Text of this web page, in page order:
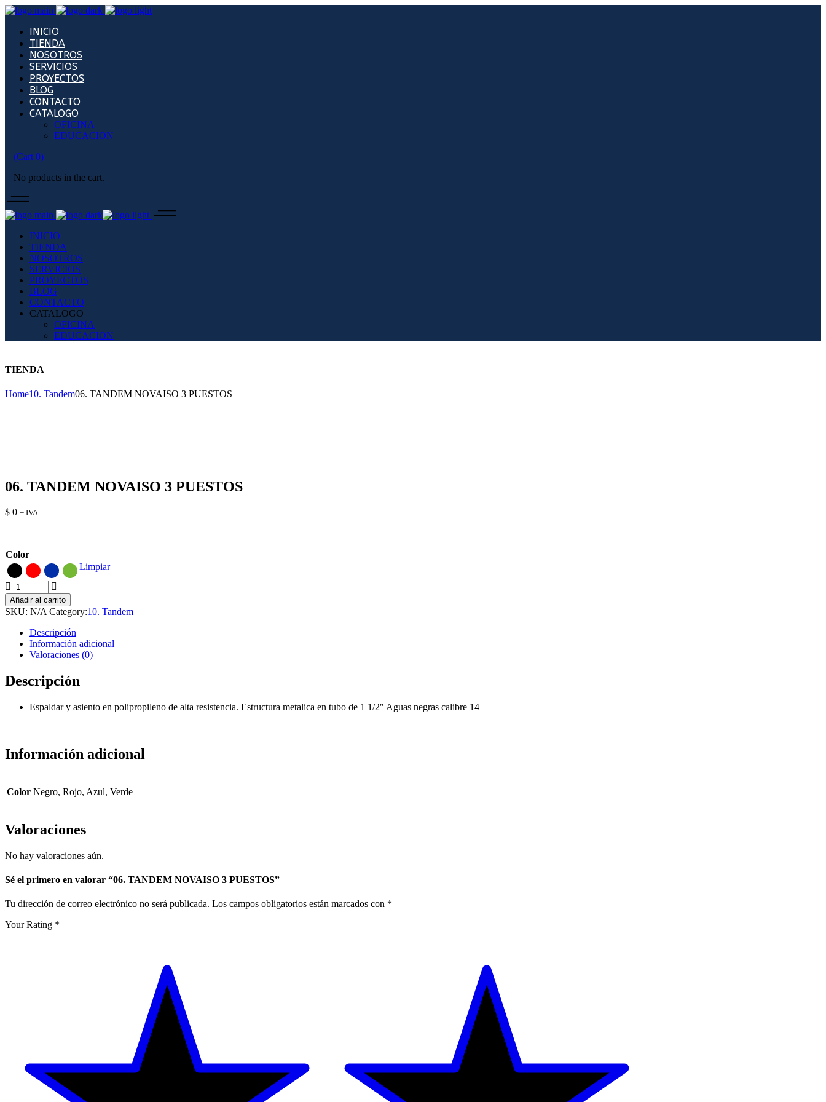
INICIO
TIENDA
NOSOTROS
SERVICIOS
PROYECTOS
BLOG
CONTACTO
CATALOGO
OFICINA
EDUCACION
(Cart 0)
No products in the cart.
INICIO
TIENDA
NOSOTROS
SERVICIOS
PROYECTOS
BLOG
CONTACTO
CATALOGO
OFICINA
EDUCACION
TIENDA
Home10. Tandem06. TANDEM NOVAISO 3 PUESTOS
06. TANDEM NOVAISO 3 PUESTOS
$ 0 + IVA
Color
Limpiar
06.
TANDEM
NOVAISO
3
PUESTOS
quantity
Añadir al carrito
SKU: N/A Category:10. Tandem
Descripción
Información adicional
Valoraciones (0)
Descripción
Espaldar y asiento en polipropileno de alta resistencia. Estructura metalica en tubo de 1 1/2″ Aguas negras calibre 14
Información adicional
Color Negro, Rojo, Azul, Verde
Valoraciones
No hay valoraciones aún.
Sé el primero en valorar “06. TANDEM NOVAISO 3 PUESTOS”
Tu dirección de correo electrónico no será publicada. Los campos obligatorios están marcados con *
Your Rating *